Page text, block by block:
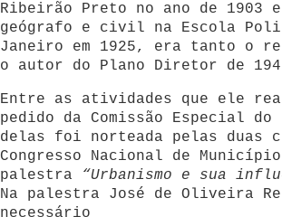
Ribeirão Preto no ano de 1903
geógrafo e civil na Escola
Janeiro em 1925, era tanto o
o autor do Plano Diretor de
Entre as atividades que ele
pedido da Comissão Especial
delas foi norteada pelas duas
Congresso Nacional de
palestra
“Urbanismo e sua
Na palestra José de Oliveira
necessário